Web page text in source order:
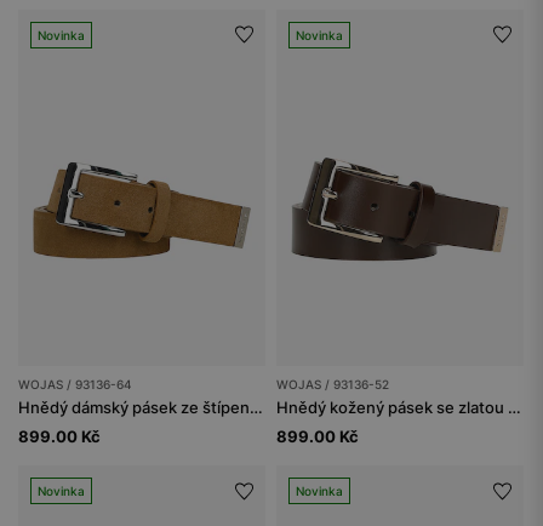
Novinka
WOJAS / 93136-64
Hnědý dámský pásek ze štípenky
899.00 Kč
Novinka
WOJAS / 93136-52
Hnědý kožený pásek se zlatou přezkou
899.00 Kč
Novinka Novinka